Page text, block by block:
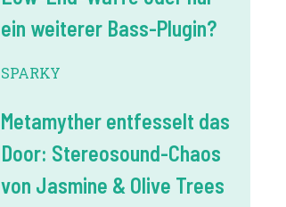
ein weiterer Bass-Plugin?
SPARKY
Metamyther entfesselt das
Door: Stereosound-Chaos
von Jasmine & Olive Trees